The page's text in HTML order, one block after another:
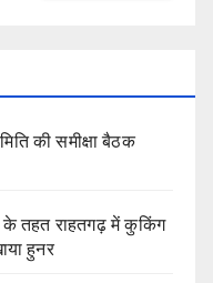
की समीक्षा बैठक
के तहत राहतगढ़ में कुकिंग
हुनर